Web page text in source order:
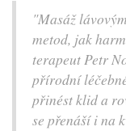
"Masáž
metod, jak
terapeut Petr
přírodní
přinést klid a
se přenáší i na